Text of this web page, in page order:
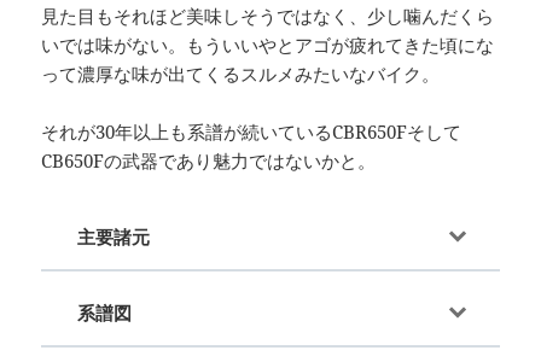
見た目もそれほど美味しそうではなく、少し噛んだくら
いでは味がない。もういいやとアゴが疲れてきた頃にな
って濃厚な味が出てくるスルメみたいなバイク。
それが30年以上も系譜が続いているCBR650Fそして
CB650Fの武器であり魅力ではないかと。
主要諸元
系譜図